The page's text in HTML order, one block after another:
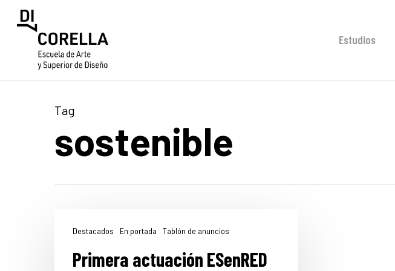
Estudios
Tag
sostenible
Destacados En portada Tablón de anuncios
Primera actuación ESenRED